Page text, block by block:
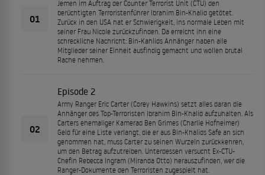
01
Jemen im Auftrag der Counter Terrorist Unit (CTU) den
berüchtigten Terroristenführer Ibrahim Bin-Khalid getötet.
Zurück in den USA hat er Schwierigkeit, ins normale Leben mit
seiner Frau Nicole zurückzufinden. Da erreicht ihn eine
schreckliche Nachricht: Bin-Kahlids Anhänger haben alle
Mitglieder seiner Einheit ausfindig gemacht und wollen brutal
Rache nehmen.
02
Episode 2
Army Ranger Eric Carter (Corey Hawkins) setzt alles daran die
Anhänger des Top-Terroristen Ibrahim Bin-Khalid aufzuhalten. Als
Carters ehemaliger Kamerad Ben Grimes (Charlie Hofheimer)
Geld für eine Liste verlangt, die er aus Bin-Khalids Safe an sich
genommen hat, muss Carter zu seinen Wurzeln zurückkehren,
um den Betrag aufzutreiben. Unterdessen versucht Ex-CTU-
Chefin Rebecca Ingram (Miranda Otto) herauszufinden, wer die
Ranger-Dokumente den Terroristen zugespielt hat.